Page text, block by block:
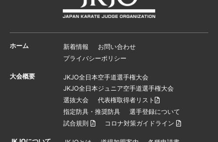
ホーム 新着情報
お問い合わせ
プライバシーポリシー
大会概要
JKJO全日本空手道選手権大会
JKJO全日本ジュニア空手道選手権大会
選抜大会
代表権取得者リスト
指定防具・推奨防具
選手登録について
試合規則
コロナ対策ガイドライン